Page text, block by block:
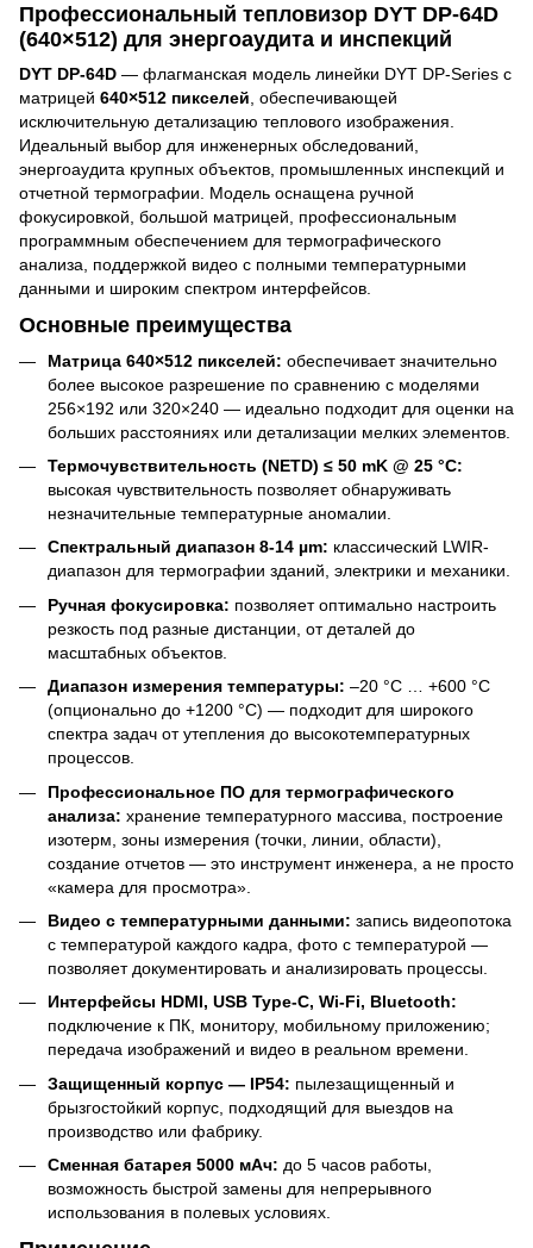
Профессиональный тепловизор DYT DP-64D
(640×512) для энергоаудита и инспекций
DYT DP-64D — флагманская модель линейки DYT DP-Series с
матрицей 640×512 пикселей , обеспечивающей
исключительную детализацию теплового изображения.
Идеальный выбор для инженерных обследований,
энергоаудита крупных объектов, промышленных инспекций и
отчетной термографии. Модель оснащена ручной
фокусировкой, большой матрицей, профессиональным
программным обеспечением для термографического
анализа, поддержкой видео с полными температурными
данными и широким спектром интерфейсов.
Основные преимущества
Матрица 640×512 пикселей: обеспечивает значительно
более высокое разрешение по сравнению с моделями
256×192 или 320×240 — идеально подходит для оценки на
больших расстояниях или детализации мелких элементов.
Термочувствительность (NETD) ≤ 50 mK @ 25 °C:
высокая чувствительность позволяет обнаруживать
незначительные температурные аномалии.
Спектральный диапазон 8-14 µm: классический LWIR-
диапазон для термографии зданий, электрики и механики.
Ручная фокусировка: позволяет оптимально настроить
резкость под разные дистанции, от деталей до
масштабных объектов.
Диапазон измерения температуры: –20 °C … +600 °C
(опционально до +1200 °C) — подходит для широкого
спектра задач от утепления до высокотемпературных
процессов.
Профессиональное ПО для термографического
анализа: хранение температурного массива, построение
изотерм, зоны измерения (точки, линии, области),
создание отчетов — это инструмент инженера, а не просто
«камера для просмотра».
Видео с температурными данными: запись видеопотока
с температурой каждого кадра, фото с температурой —
позволяет документировать и анализировать процессы.
Интерфейсы HDMI, USB Type-C, Wi-Fi, Bluetooth:
подключение к ПК, монитору, мобильному приложению;
передача изображений и видео в реальном времени.
Защищенный корпус — IP54: пылезащищенный и
брызгостойкий корпус, подходящий для выездов на
производство или фабрику.
Сменная батарея 5000 мАч: до 5 часов работы,
возможность быстрой замены для непрерывного
использования в полевых условиях.